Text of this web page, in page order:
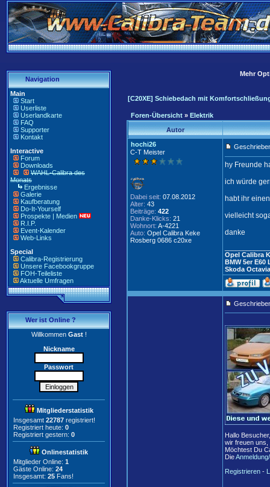
Navigation
Main
Start
Userliste
Userlandkarte
FAQ
Supporter
Kontakt
Interactive
Forum
Downloads
WAHL-Calibra des
Monats
Ergebnisse
Galerie
Kaufberatung
Do-It-Yourself
Prospekte | Medien
R.I.P.
Event-Kalender
Web-Links
Special
Calibra-Registrierung
Unsere Facebookgruppe
FOH-Teileliste
Aktuelle Umfragen
Wer ist Online ?
WillkommenGast!
Nickname
Passwort
Mitgliederstatistik
Insgesamt 22787 registriert!
Registriert heute: 0
Registriert gestern: 0
Onlinestatistik
Mitglieder Online: 1
Gäste Online: 24
Insgesamt: 25 Fans!
Mehr
[C20XE] Schiebedach mit
Foren-Übersicht » Elektrik
Autor
hochi26
C-T Meister
Dabei seit: 07.08.2012
Alter: 43
Beiträge: 422
Danke-Klicks: 21
Wohnort: A-4221
Auto: Opel Calibra Keke
Rosberg 0686 c20xe
hy Freunde
ich würde
habt ihr
vielleicht
danke
Opel Calibra
BMW 5er E60
Skoda
Hallo Besucher,
wir freuen
Möchtest Du
Die
Registrieren -